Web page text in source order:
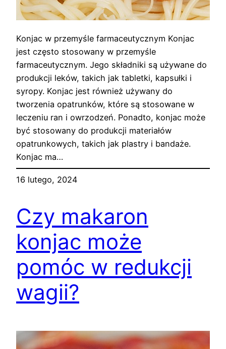
Konjac w przemyśle farmaceutycznym Konjac
jest często stosowany w przemyśle
farmaceutycznym. Jego składniki są używane do
produkcji leków, takich jak tabletki, kapsułki i
syropy. Konjac jest również używany do
tworzenia opatrunków, które są stosowane w
leczeniu ran i owrzodzeń. Ponadto, konjac może
być stosowany do produkcji materiałów
opatrunkowych, takich jak plastry i bandaże.
Konjac ma…
16 lutego, 2024
Czy makaron
konjac może
pomóc w redukcji
wagii?